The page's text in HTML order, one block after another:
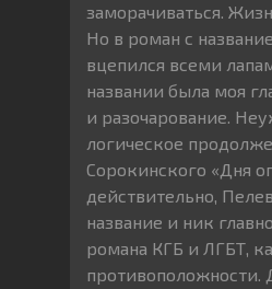
заморачиваться.
Но в роман с
вцепился всеми
названии была моя
и разочарование.
логическое
Сорокинского «Дня
действительно,
название и ник
романа КГБ и ЛГБТ,
противоположности.